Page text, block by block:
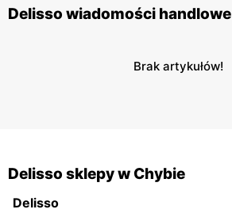
Delisso wiadomości handlowe
Brak artykułów!
Delisso sklepy w Chybie
Delisso